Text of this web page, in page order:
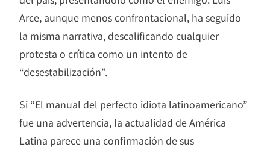
Arce, aunque menos confrontacional, ha seguido
la misma narrativa, descalificando cualquier
protesta o crítica como un intento de
“desestabilización”.
Si “El manual del perfecto idiota latinoamericano”
fue una advertencia, la actualidad de América
Latina parece una confirmación de sus